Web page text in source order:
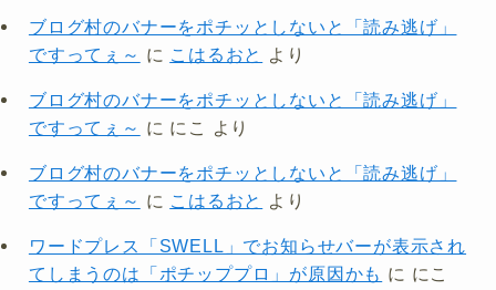
ブログ村のバナーをポチッとしないと「読み逃げ」
ですってぇ～ に こはるおと より
ブログ村のバナーをポチッとしないと「読み逃げ」
ですってぇ～ に にこ より
ブログ村のバナーをポチッとしないと「読み逃げ」
ですってぇ～ に こはるおと より
ワードプレス「SWELL」でお知らせバーが表示され
てしまうのは「ポチッププロ」が原因かも に にこ